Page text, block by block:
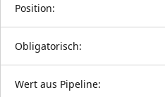
Position:
Obligatorisch:
Wert aus Pipeline: